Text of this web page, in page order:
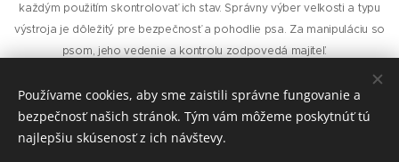
každým použitím skontrolovať ich stav. Správny výber veľkosti a typu
výstroja je dôležitý pre bezpečnosť a pohodlie psa. Za manipuláciu so
psom, jeho vedenie a kontrolu zodpovedá majiteľ.
© 2026Laron.sk, všetky práva vyhradené
Používame cookies, aby sme zaistili správne fungovanie a
bezpečnosť našich stránok. Tým vám môžeme poskytnúť tú
najlepšiu skúsenosť z ich návštevy.